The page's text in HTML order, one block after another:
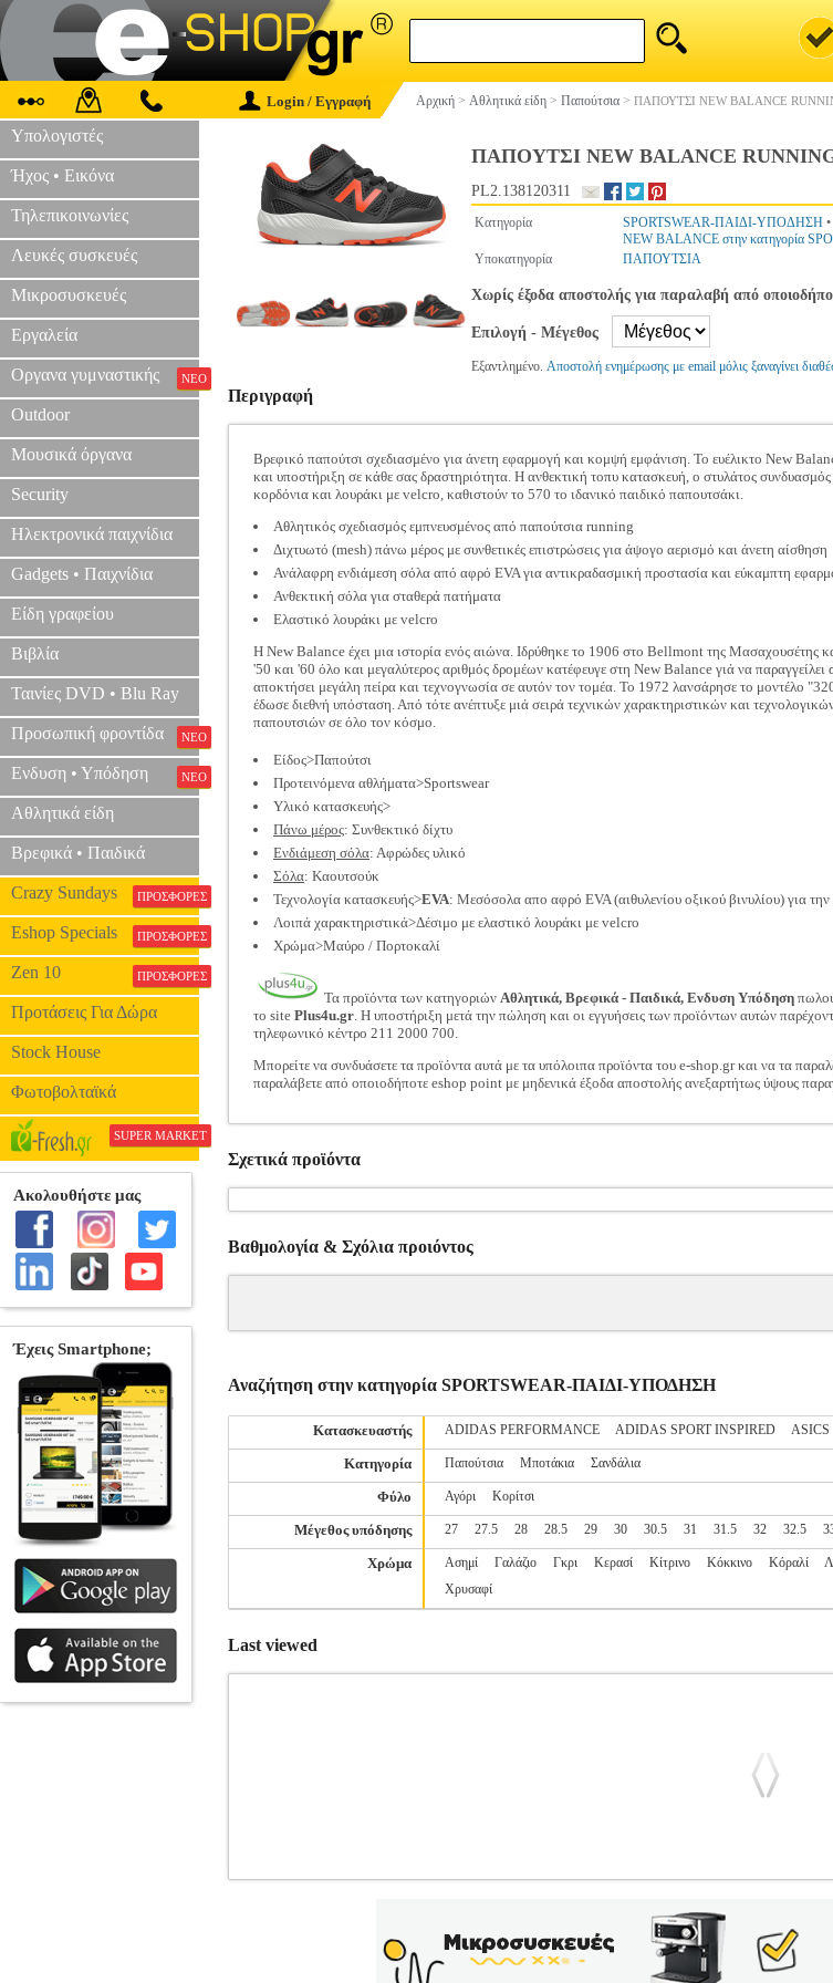
Login / Εγγραφή Αρχική > Αθλητικά είδη > Παπούτσια > ΠΑΠΟΥΤΣΙ NEW BALANCE
Υπολογιστές
Ήχος • Εικόνα
Τηλεπικοινωνίες
Λευκές συσκευές
Μικροσυσκευές
Εργαλεία
Οργανα γυμναστικής ΝΕΟ
Outdoor
Μουσικά όργανα
Security
Ηλεκτρονικά παιχνίδια
Gadgets • Παιχνίδια
Είδη γραφείου
Βιβλία
Ταινίες DVD • Blu Ray
Προσωπική φροντίδα ΝΕΟ
Ενδυση • Υπόδηση ΝΕΟ
Αθλητικά είδη
Βρεφικά • Παιδικά
Crazy Sundays ΠΡΟΣΦΟΡΕΣ
Eshop Specials ΠΡΟΣΦΟΡΕΣ
Zen 10 ΠΡΟΣΦΟΡΕΣ
Προτάσεις Για Δώρα
Stock House
Φωτοβολταϊκά
SUPER MARKET
ΠΑΠΟΥΤΣΙ NEW BALANCE
PL2.138120311
Κατηγορία SPORTSWEAR-ΠΑΙΔΙ-ΥΠΟΔΗΣΗ •
NEW BALANCE στην κατηγορία
Υποκατηγορία
ΠΑΠΟΥΤΣΙΑ
Χωρίς έξοδα αποστολής για παραλαβή από
Επιλογή - Μέγεθος
Εξαντλημένο. Αποστολή ενημέρωσης με email μόλις ξαναγίνει
Περιγραφή
Βρεφικό παπούτσι σχεδιασμένο για άνετη εφαρμογή και κομψή εμφάνιση. Το ευέλικτο New
και υποστήριξη σε κάθε σας δραστηριότητα. Η ανθεκτική τοπυ κατασκευή, ο στυλάτος
κορδόνια και λουράκι με velcro, καθιστούν το 570 το ιδανικό παιδικό παπουτσάκι.
Αθλητικός σχεδιασμός εμπνευσμένος από παπούτσια running
Διχτυωτό (mesh) πάνω μέρος με συνθετικές επιστρώσεις για άψογο αερισμό και άνετη αίσθηση
Ανάλαφρη ενδιάμεση σόλα από αφρό EVA για αντικραδασμική προστασία και εύκαμπτη
Ανθεκτική σόλα για σταθερά πατήματα
Ελαστικό λουράκι με velcro
H Νew Balance έχει μια ιστορία ενός αιώνα. Ιδρύθηκε το 1906 στο Bellmont της Μασαχουσέτης
'50 και '60 όλο και μεγαλύτερος αριθμός δρομέων κατέφευγε στη New Balance γιά να
αποκτήσει μεγάλη πείρα και τεχνογνωσία σε αυτόν τον τομέα. Το 1972 λανσάρησε το μοντέλο
έδωσε διεθνή υπόσταση. Από τότε ανέπτυξε μιά σειρά τεχνικών χαρακτηριστικών και
παπουτσιών σε όλο τον κόσμο.
Είδος>Παπούτσι
Προτεινόμενα αθλήματα>Sportswear
Υλικό κατασκευής>
Πάνω μέρος: Συνθεκτικό δίχτυ
Ενδιάμεση σόλα: Αφρώδες υλικό
Σόλα: Καουτσούκ
Τεχνολογία κατασκευής>EVA: Μεσόσολα απο αφρό EVA (αιθυλενίου οξικού βινυλίου) για
Λοιπά χαρακτηριστικά>Δέσιμο με ελαστικό λουράκι με velcro
Χρώμα>Μαύρο / Πορτοκαλί
Τα προϊόντα των κατηγοριών Αθλητικά, Βρεφικά - Παιδικά, Ενδυση Υπόδηση
το site Plus4u.gr. Η υποστήριξη μετά την πώληση και οι εγγυήσεις των προϊόντων αυτών
τηλεφωνικό κέντρο 211 2000 700.
Μπορείτε να συνδυάσετε τα προϊόντα αυτά με τα υπόλοιπα προϊόντα του e-shop.gr και να τα
παραλάβετε από οποιοδήποτε eshop point με μηδενικά έξοδα αποστολής ανεξαρτήτως ύψους
Σχετικά προϊόντα
Βαθμολογία & Σχόλια προιόντος
Αναζήτηση στην κατηγορία SPORTSWEAR-ΠΑΙΔΙ-ΥΠΟΔΗΣΗ
Κατασκευαστής ADIDAS PERFORMANCE ADIDAS SPORT INSPIRED ASICS
Κατηγορία Παπούτσια Μποτάκια Σανδάλια
Φύλο Αγόρι Κορίτσι
Μέγεθος υπόδησης 27 27.5 28 28.5 29 30 30.5 31 31.5 32 32.5
Χρώμα Ασημί Γαλάζιο Γκρι Κερασί Κίτρινο Κόκκινο Κόραλί
Χρυσαφί
Last viewed
Κατηγορία: SPORTSWEAR-ΠΑΙΔΙ-
ΥΠΟΔΗΣΗ Βρεφικό παπούτσι σχεδιασμένο για άνετη εφαρμογή και κομψή εμφάνιση.
αντικραδασμική προστασία και υποστήριξη σε κάθε σας δραστηριότητα. Η
συνθετικών επιστρώσεων καθώς και το δέσιμο με κορδόνια και λουράκι με velcro,